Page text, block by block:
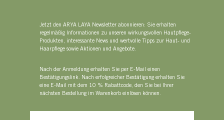
Jetzt den ARYA LAYA Newsletter abonnieren: Sie erhalten
regelmäßig Informationen zu unseren wirkungsvollen Hautpflege-
Produkten, interessante News und wertvolle Tipps zur Haut- und
Haarpflege sowie Aktionen und Angebote.
Nach der Anmeldung erhalten Sie per E-Mail einen
Bestätigungslink. Nach erfolgreicher Bestätigung erhalten Sie
eine E-Mail mit dem 10 % Rabattcode, den Sie bei Ihrer
nächsten Bestellung im Warenkorb einlösen können.